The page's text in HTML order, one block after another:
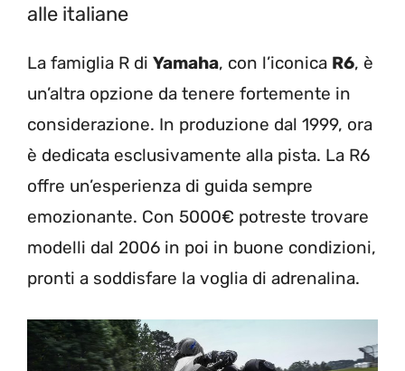
alle italiane
La famiglia R di Yamaha, con l’iconica R6, è
un’altra opzione da tenere fortemente in
considerazione. In produzione dal 1999, ora
è dedicata esclusivamente alla pista. La R6
offre un’esperienza di guida sempre
emozionante. Con 5000€ potreste trovare
modelli dal 2006 in poi in buone condizioni,
pronti a soddisfare la voglia di adrenalina.